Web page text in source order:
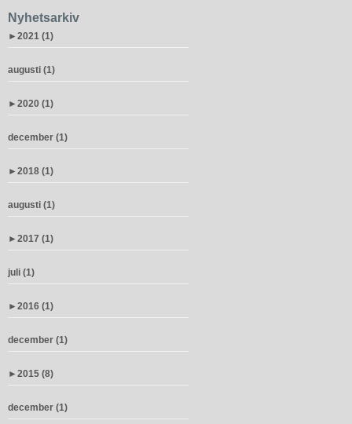
Nyhetsarkiv
► 2021 (1)
augusti (1)
► 2020 (1)
december (1)
► 2018 (1)
augusti (1)
► 2017 (1)
juli (1)
► 2016 (1)
december (1)
► 2015 (8)
december (1)